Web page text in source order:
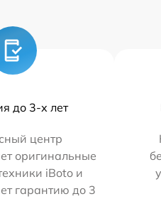
до 3-х лет
центр
оригинальные
iBoto и
гарантию до 3